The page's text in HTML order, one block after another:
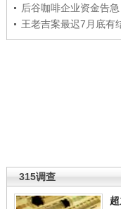
后谷咖啡企业资金告急
王老吉案最迟7月底有
315调查